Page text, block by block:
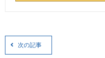
次の記事